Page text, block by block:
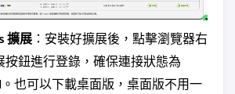
擴展 ：安裝好擴展後，點擊瀏覽器右
按鈕進行登錄，確保連接狀態為
也可以下載桌面版，桌面版不用一